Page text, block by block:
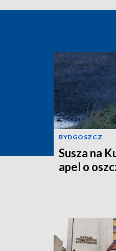
BYDGOSZCZ
Susza na
apel o